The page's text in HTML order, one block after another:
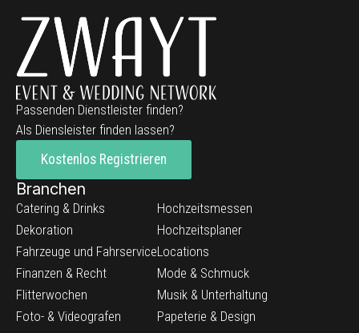
Passenden Dienstleister finden?
Als Diensleister finden lassen?
Kostenlos Registrieren
Branchen
Catering & Drinks
Dekoration
Fahrzeuge und Fahrservice
Finanzen & Recht
Flitterwochen
Foto- & Videografen
Hochzeitsmessen
Hochzeitsplaner
Locations
Mode & Schmuck
Musik & Unterhaltung
Papeterie & Design